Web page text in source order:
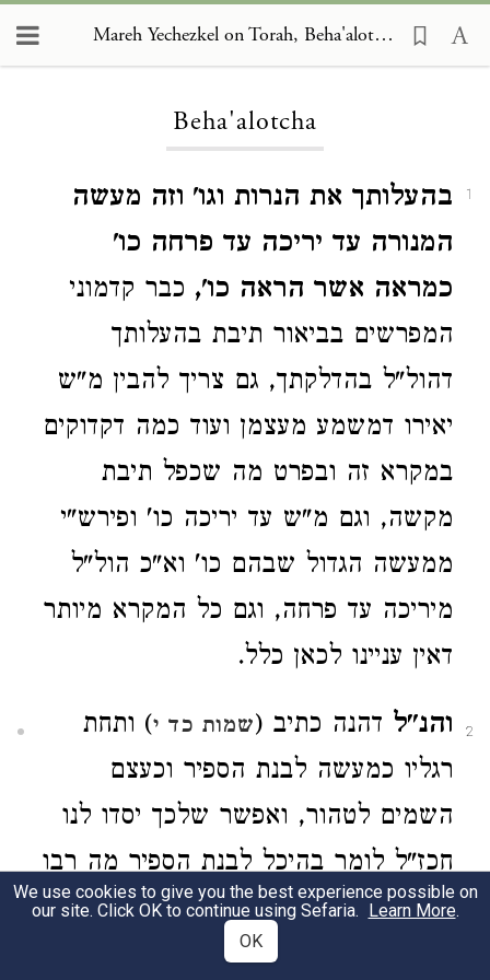
Mareh Yechezkel on Torah, Beha'alotcha
Beha'alotcha
1
בהעלותך את הנרות וגו' וזה מעשה
המנורה עד יריכה עד פרחה כו'
כמראה אשר הראה כו', כבר קדמוני
המפרשים בביאור תיבת בהעלותך
דהול"ל בהדלקתך, גם צריך להבין מ"ש
יאירו דמשמע מעצמן ועוד כמה דקדוקים
במקרא זה ובפרט מה שכפל תיבת
מקשה, וגם מ"ש עד יריכה כו' ופירש"י
ממעשה הגדול שבהם כו' וא"כ הול"ל
מיריכה עד פרחה, וגם כל המקרא מיותר
דאין עניינו לכאן כלל.
2 והנ"ל דהנה כתיב (שמות כד י) ותחת
רגליו כמעשה לבנת הספיר וכעצם
השמים לטהור, ואפשר שלכך יסדו לנו
חכז"ל לומר בהיכל לבנת הספיר מה רבו
מעשיך ה' ובהיכל עצם השמים לטוהר
אומרים וכלם פותחים את פיהם בקדושה
We use cookies to give you the best experience possible on
our site. Click OK to continue using Sefaria. Learn More.
OK